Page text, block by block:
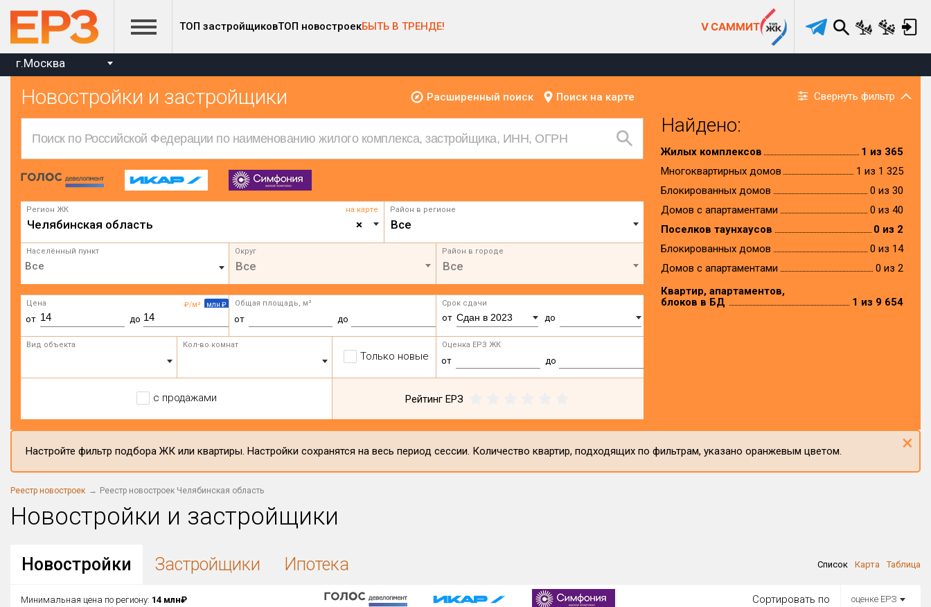
ТОП застройщиковТОП новостроекБЫТЬ В ТРЕНДЕ! V САММИТ
г.Москва
Новостройки и застройщики Расширенный поиск Поиск на карте Свернуть фильтр
Регион ЖК на карте
×
Челябинская область
Район в регионе
Все
Населённый пункт Округ
Все
Район в городе
Все
₽/м² млн ₽
Цена
от до
Общая площадь, м²
от до
Срок сдачи
от Сдан в 2023 до
Вид объекта Кол-во комнат
Только новые
Оценка ЕРЗ ЖК
от до
с продажами Рейтинг ЕРЗ
Найдено:
Жилых комплексов
1 из 365
Многоквартирных домов
1 из 1 325
Блокированных домов
0 из 30
Домов с апартаментами
0 из 40
Поселков таунхаусов
0 из 2
Блокированных домов
0 из 14
Домов с апартаментами
0 из 2
Квартир, апартаментов,
блоков в БД
1 из 9 654
Настройте фильтр подбора ЖК или квартиры. Настройки сохранятся на весь период сессии. Количество квартир, подходящих по фильтрам, указано оранжевым цветом. ×
Реестр новостроек Реестр новостроек Челябинская область
Новостройки и застройщики
Новостройки Застройщики Ипотека Список Карта Таблица
Минимальная цена по региону: 14 млн₽ Сортировать по оценке ЕРЗ